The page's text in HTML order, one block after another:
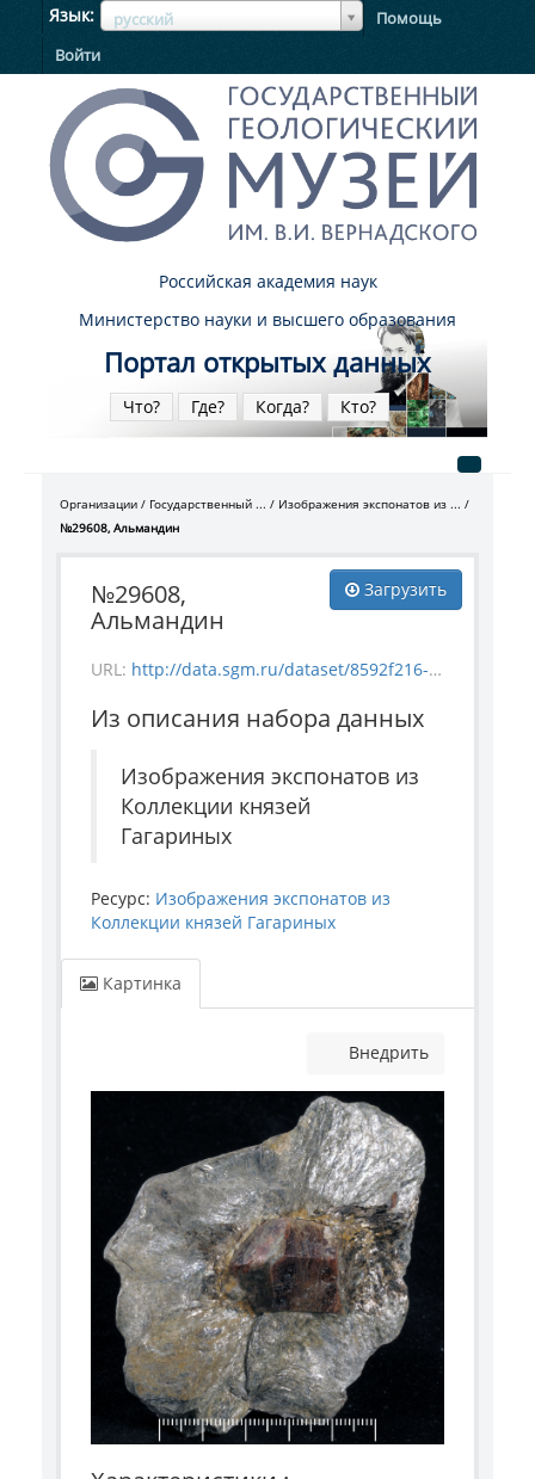
Язык русский
ЯзыкЯзык
Помощь
Войти
Российская академия наук
Министерство науки и высшего образования
Портал открытых данных
Что? Где? Когда? Кто?
Организации Государственный ...
Изображения экспонатов из ...
№29608, Альмандин
Загрузить
№29608,
Альмандин
URL: http://data.sgm.ru/dataset/8592f216-ca2a-433d-a8cb-84245e6ef07b/resource/cdbbe379-a80f-48cc-9278-489e2e5b4ca2/download/mineral_29608.jpg
Из описания набора данных
Изображения экспонатов из
Коллекции князей
Гагариных
Ресурс: Изображения экспонатов из
Коллекции князей Гагариных
Картинка
Внедрить